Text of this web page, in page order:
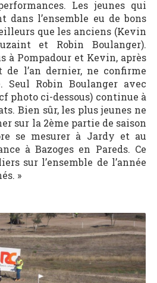
Les jeunes qui
dans l’ensemble eu de bons
que les anciens (Kevin
et Robin Boulanger).
à Pompadour et Kevin, après
de l’an dernier, ne confirme
Seul Robin Boulanger avec
photo ci-dessous) continue à
Bien sûr, les plus jeunes ne
sur la 2ème partie de saison
se mesurer à Jardy et au
à Bazoges en Pareds. Ce
sur l’ensemble de l’année
»